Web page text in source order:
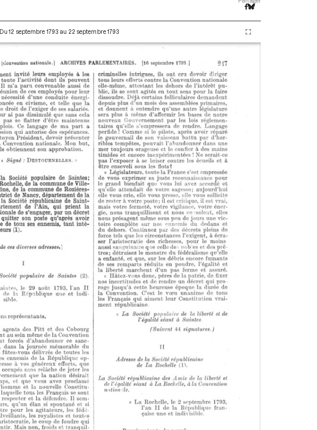
12 septembre 1793 au 22 septembre 1793